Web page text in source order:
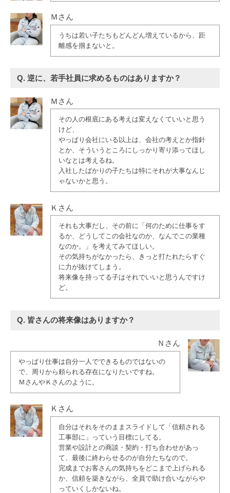
Ｍさん
うちは若い子たちもどんどん増えているから、距
離感を掴まないと。
Q. 逆に、若手社員に求めるものはありますか？
Ｍさん
その人の根底にある考えは変えなくていいと思う
けど、
やっぱり会社にいる以上は、会社の考えとか指針
とか、そういうところにしっかり寄り添ってほし
いなとは考えるね。
入社したばかりの子たちは特にそれが大事なんじ
ゃないかと思う。
Ｋさん
それも大事だし、その前に「何のために仕事をす
るか、どうしてこの会社なのか、なんでこの業種
なのか。」を考えてみてほしい。
その気持ちがなかったら、きっと打たれたらすぐ
に力が抜けてしまう。
将来像を持ってる子はそれでいいと思うんですけ
ど。
Q. 皆さんの将来像はありますか？
Ｎさん
やっぱり仕事は自分一人でできるものではないの
で、周りから頼られる存在になりたいですね。
ＭさんやＫさんのように。
Ｋさん
自分はそれをそのままスライドして「信頼される
工事部に」っていう目標にしてる。
営業や設計との商談・契約・打ち合わせがあっ
て、最後に終わらせるのが自分たちなので。
完成までお客さんの気持ちをどこまで上げられる
か、信頼を築きながら、全員で助け合いながらや
っていくしかないね。